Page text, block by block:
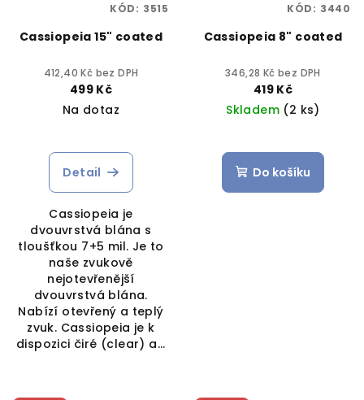
Cassiopeia 15" coated
412,40 Kč bez DPH
499 Kč
Na dotaz
hodnocení
produktu
z
5
hvězdiček.
Detail
Cassiopeia je
dvouvrstvá blána s
tloušťkou 7+5 mil. Je to
naše zvukově
nejotevřenější
dvouvrstvá blána.
Nabízí otevřený a teplý
zvuk. Cassiopeia je k
dispozici čiré (clear) a...
KÓD: 3515
Cassiopeia 8" coated
346,28 Kč bez DPH
419 Kč
Skladem (2 ks)
Do košíku
KÓD: 3440